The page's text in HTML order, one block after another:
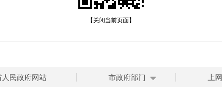
【关闭当前页面】
人民政府网站 市政府部门 上